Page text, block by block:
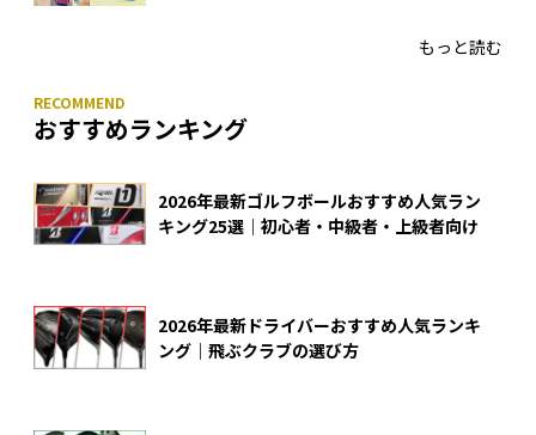
もっと読む
おすすめランキング
2026年最新ゴルフボールおすすめ人気ラン
キング25選｜初心者・中級者・上級者向け
2026年最新ドライバーおすすめ人気ランキ
ング｜飛ぶクラブの選び方